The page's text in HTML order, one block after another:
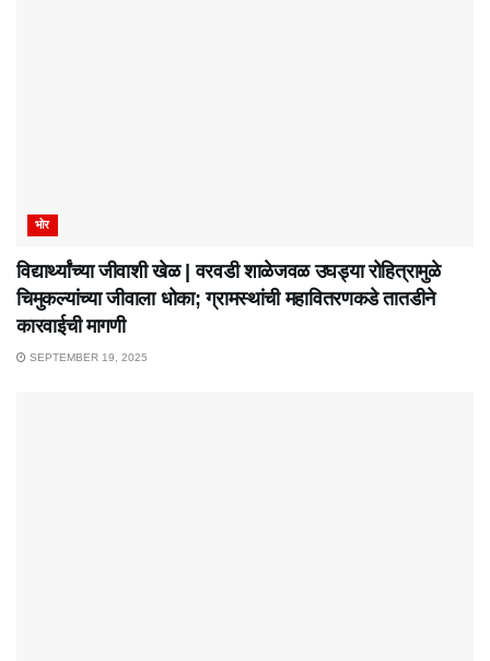
भोर
विद्यार्थ्यांच्या जीवाशी खेळ | वरवडी शाळेजवळ उघड्या रोहित्रामुळे
चिमुकल्यांच्या जीवाला धोका; ग्रामस्थांची महावितरणकडे तातडीने
कारवाईची मागणी
SEPTEMBER 19, 2025